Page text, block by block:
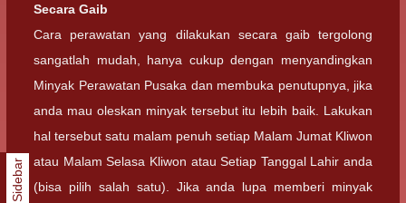
Secara Gaib
Cara perawatan yang dilakukan secara gaib tergolong
sangatlah mudah, hanya cukup dengan menyandingkan
Minyak Perawatan Pusaka dan membuka penutupnya, jika
anda mau oleskan minyak tersebut itu lebih baik. Lakukan
hal tersebut satu malam penuh setiap Malam Jumat Kliwon
atau Malam Selasa Kliwon atau Setiap Tanggal Lahir anda
(bisa pilih salah satu). Jika anda lupa memberi minyak
Sidebar